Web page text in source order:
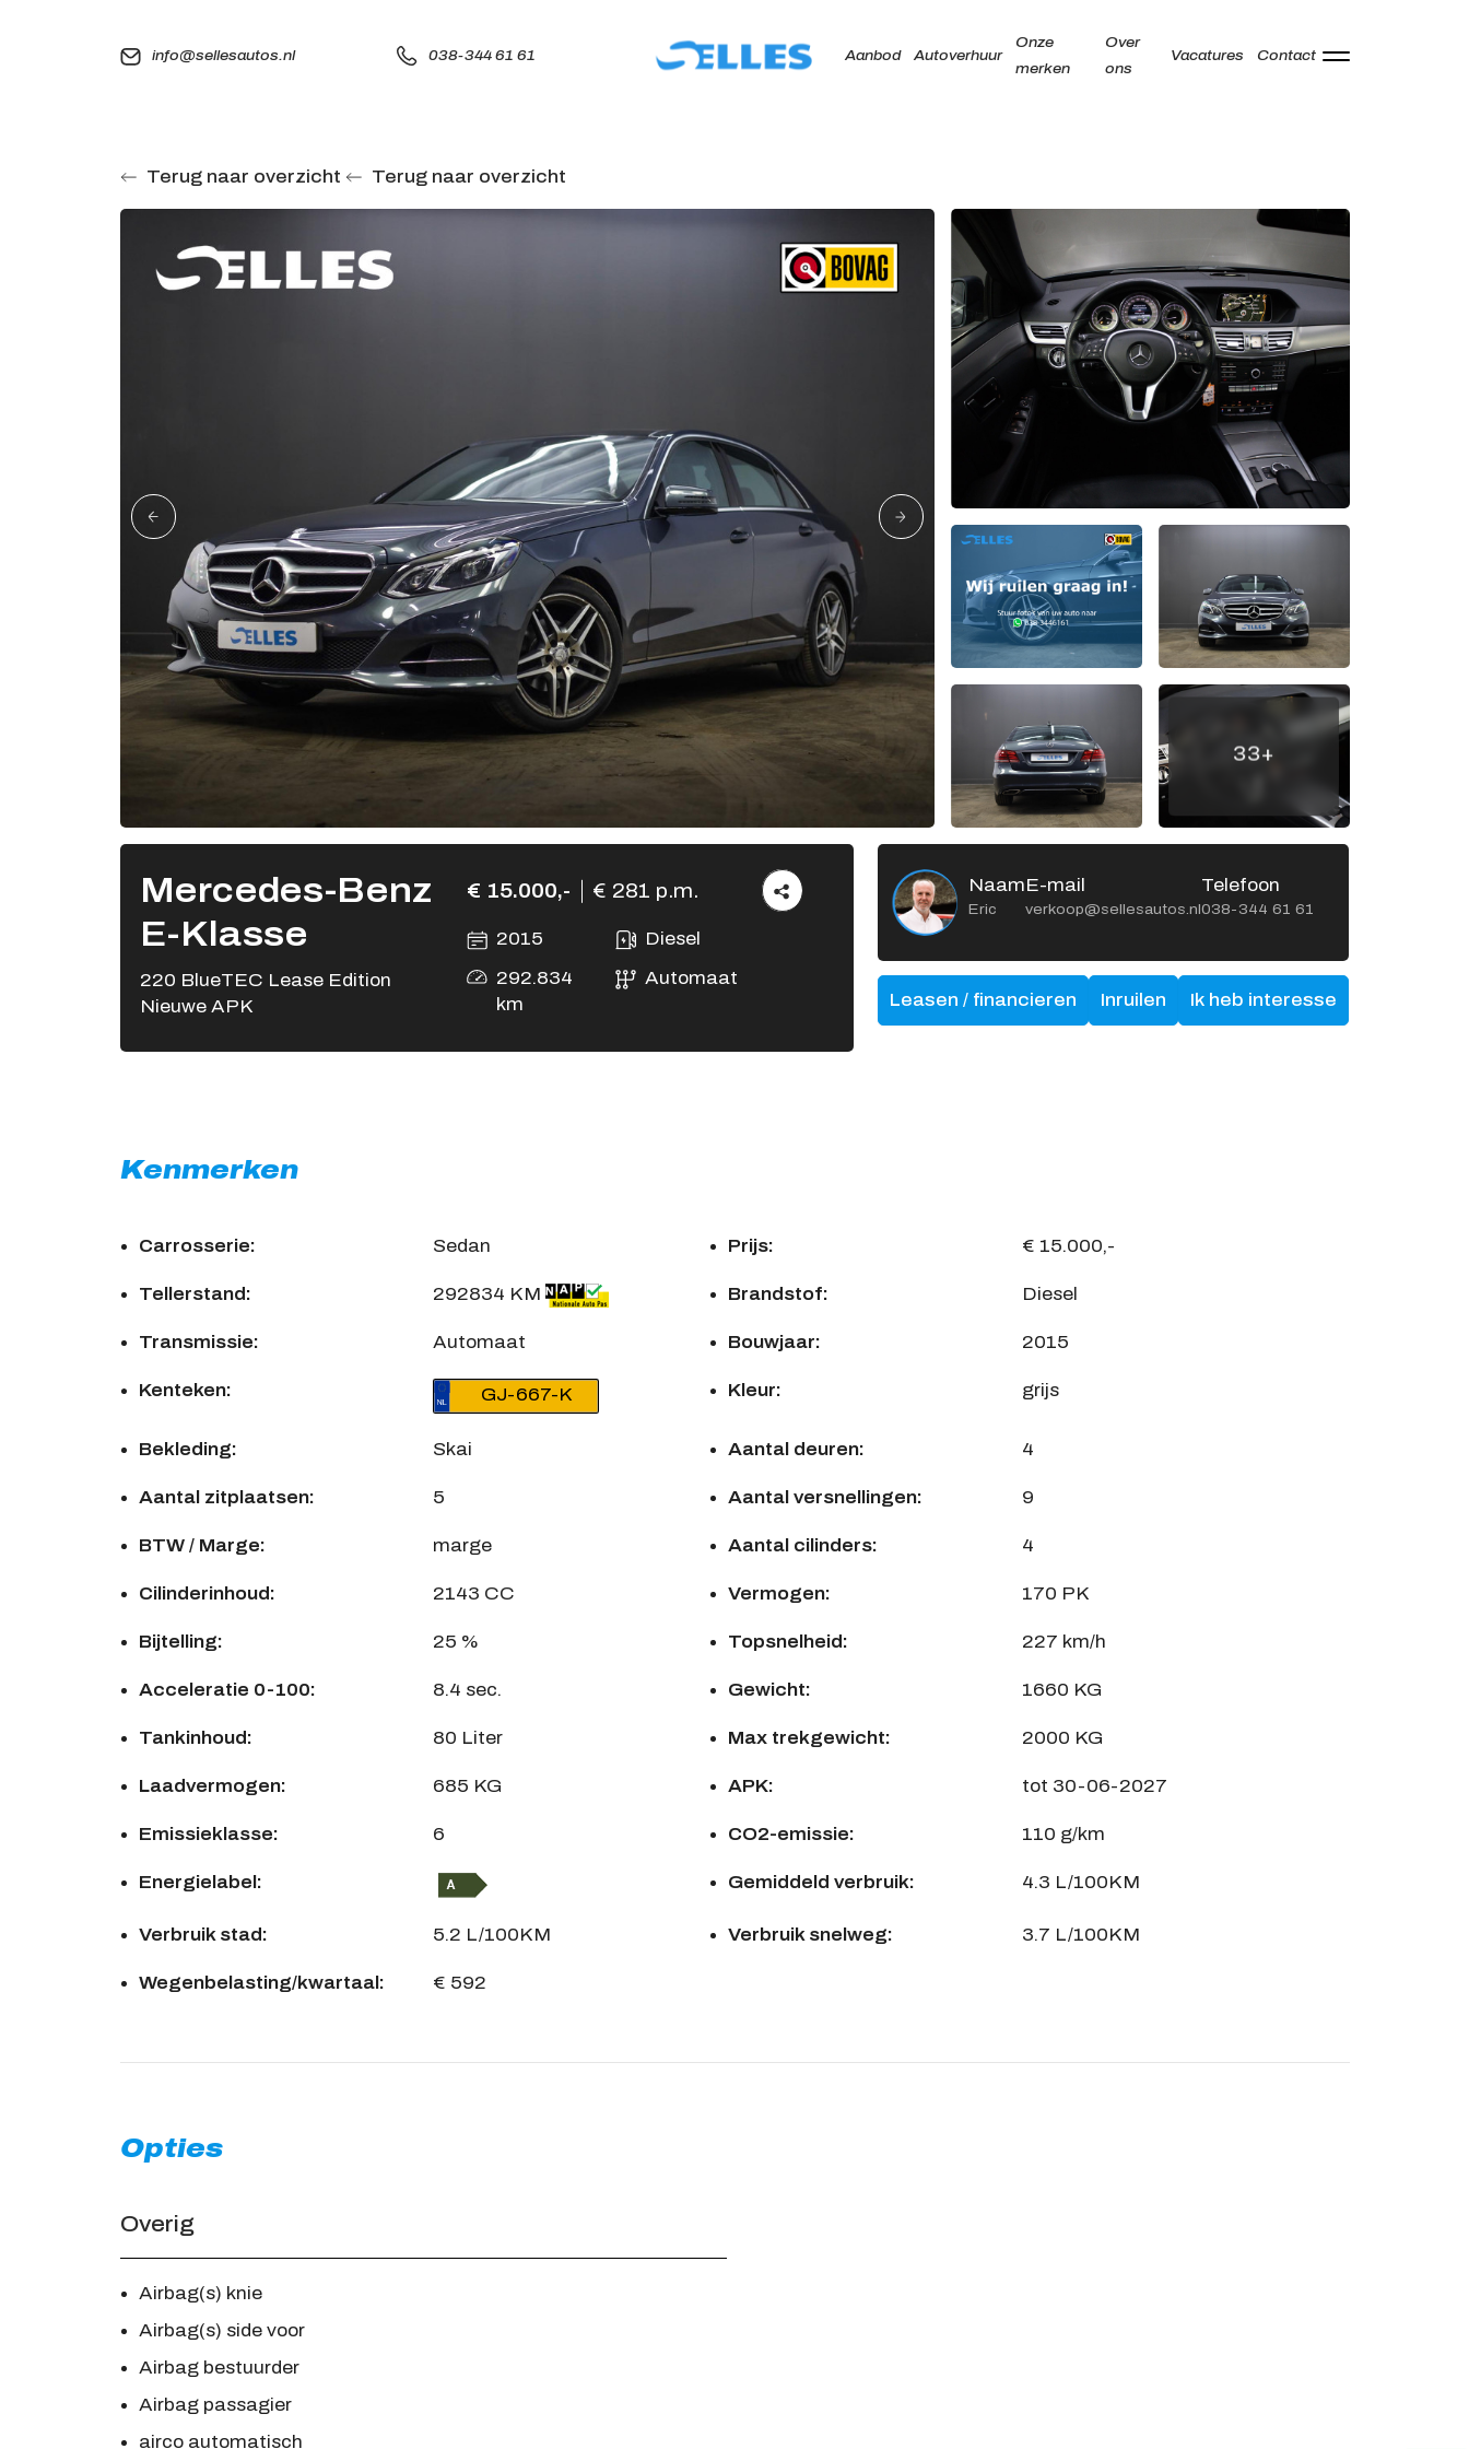
info@sellesautos.nl 038-344 61 61 Aanbod Autoverhuur
Onze
merken
Over
ons
Vacatures Contact
Aanbod
Autoverhuur
Over ons
Verkocht
Vacatures
Contact
Kamperzeedijk 87-89
8281 PC Genemuiden
Openingstijden showroom
Ma -
Vr
9:00 - 18:00
Za
9:00 - 17:00
Gesloten
Openingstijden werkplaats
Ma -
Vr
Za
Gesloten
Zo
Gesloten
Terug naar overzicht Terug naar overzicht
33+
Mercedes-Benz
E-Klasse
220 BlueTEC Lease Edition
Nieuwe APK
€ 15.000,- € 281 p.m.
2015 Diesel
292.834
km
Automaat
Naam
Eric
E-mail
verkoop@sellesautos.nl
Telefoon
038-344 61 61
Leasen / financieren Inruilen Ik heb interesse
Kenmerken
Carrosserie: Sedan Prijs: € 15.000,-
Tellerstand: 292834 KM Brandstof: Diesel
Transmissie: Automaat Bouwjaar: 2015
Kenteken: GJ-667-K Kleur: grijs
Bekleding: Skai Aantal deuren: 4
Aantal zitplaatsen: 5 Aantal versnellingen: 9
BTW / Marge: marge Aantal cilinders: 4
Cilinderinhoud: 2143 CC Vermogen: 170 PK
Bijtelling: 25 % Topsnelheid: 227 km/h
Acceleratie 0-100: 8.4 sec. Gewicht: 1660 KG
Tankinhoud: 80 Liter Max trekgewicht: 2000 KG
Laadvermogen: 685 KG APK: tot 30-06-2027
Emissieklasse: 6 CO2-emissie: 110 g/km
Energielabel: Gemiddeld verbruik: 4.3 L/100KM
Verbruik stad: 5.2 L/100KM Verbruik snelweg: 3.7 L/100KM
Wegenbelasting/kwartaal: € 592
Opties
Overig
Airbag(s) knie
Airbag(s) side voor
Airbag bestuurder
Airbag passagier
airco automatisch